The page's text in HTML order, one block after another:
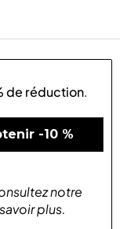
de réduction.
notre
plus.